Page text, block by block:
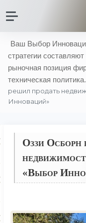
Ваш Выбор
стратегии
рыночная позиция
техническая политика.
решил продать
Инноваций»
Оззи Осборн
«Выбор